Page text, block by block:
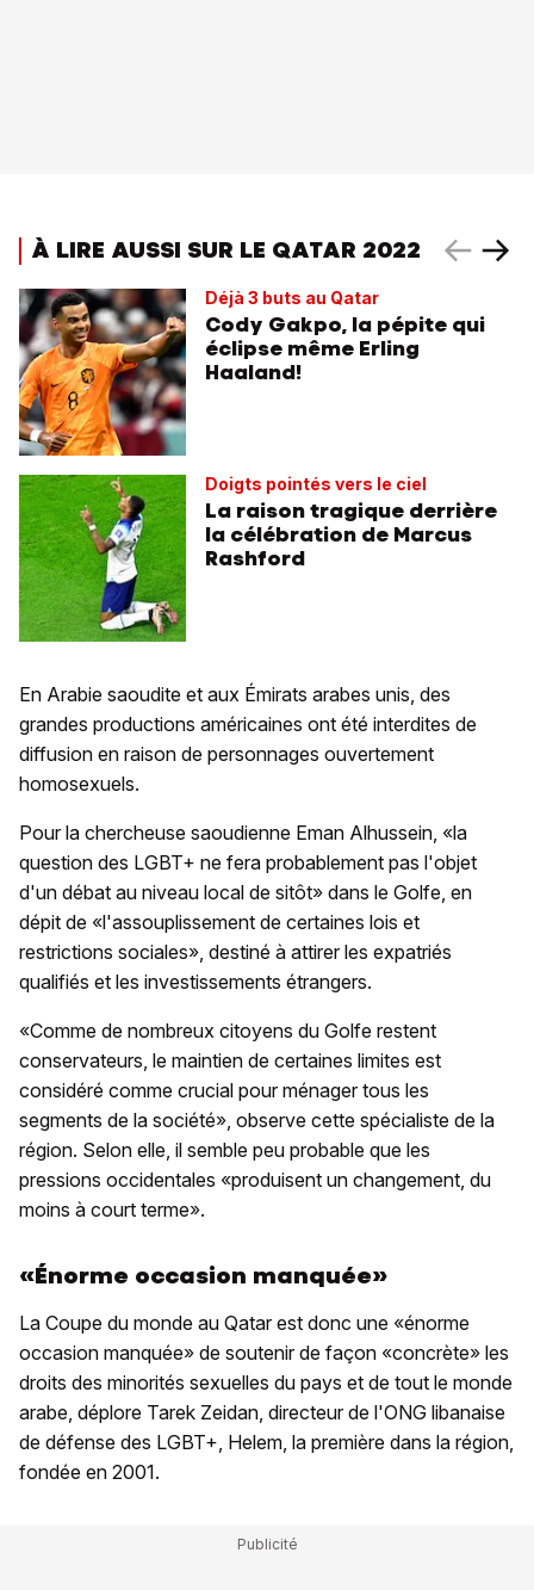
À LIRE AUSSI SUR LE QATAR 2022
Déjà 3 buts au Qatar
Cody Gakpo, la pépite qui
éclipse même Erling
Haaland!
Doigts pointés vers le ciel
La raison tragique derrière
la célébration de Marcus
Rashford
En Arabie saoudite et aux Émirats arabes unis, des
grandes productions américaines ont été interdites de
diffusion en raison de personnages ouvertement
homosexuels.
Pour la chercheuse saoudienne Eman Alhussein, «la
question des LGBT+ ne fera probablement pas l'objet
d'un débat au niveau local de sitôt» dans le Golfe, en
dépit de «l'assouplissement de certaines lois et
restrictions sociales», destiné à attirer les expatriés
qualifiés et les investissements étrangers.
«Comme de nombreux citoyens du Golfe restent
conservateurs, le maintien de certaines limites est
considéré comme crucial pour ménager tous les
segments de la société», observe cette spécialiste de la
région. Selon elle, il semble peu probable que les
pressions occidentales «produisent un changement, du
moins à court terme».
«Énorme occasion manquée»
La Coupe du monde au Qatar est donc une «énorme
occasion manquée» de soutenir de façon «concrète» les
droits des minorités sexuelles du pays et de tout le monde
arabe, déplore Tarek Zeidan, directeur de l'ONG libanaise
de défense des LGBT+, Helem, la première dans la région,
fondée en 2001.